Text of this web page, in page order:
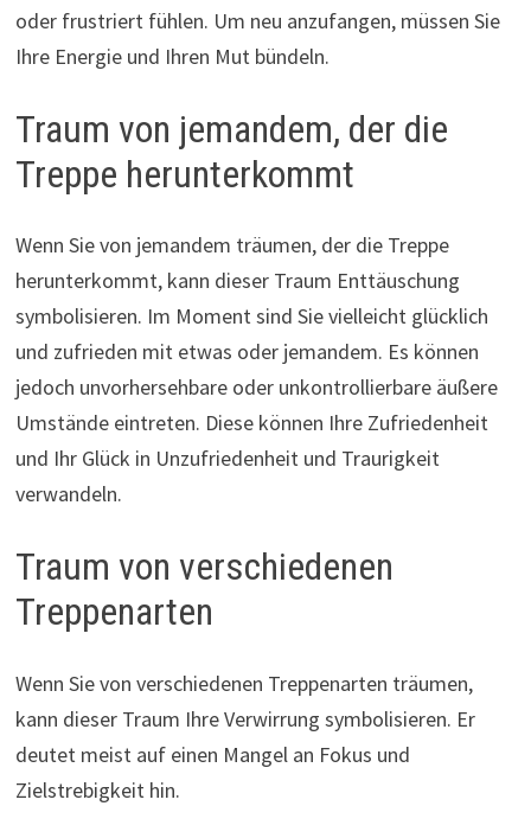
oder frustriert fühlen. Um neu anzufangen, müssen Sie
Ihre Energie und Ihren Mut bündeln.
Traum von jemandem, der die
Treppe herunterkommt
Wenn Sie von jemandem träumen, der die Treppe
herunterkommt, kann dieser Traum Enttäuschung
symbolisieren. Im Moment sind Sie vielleicht glücklich
und zufrieden mit etwas oder jemandem. Es können
jedoch unvorhersehbare oder unkontrollierbare äußere
Umstände eintreten. Diese können Ihre Zufriedenheit
und Ihr Glück in Unzufriedenheit und Traurigkeit
verwandeln.
Traum von verschiedenen
Treppenarten
Wenn Sie von verschiedenen Treppenarten träumen,
kann dieser Traum Ihre Verwirrung symbolisieren. Er
deutet meist auf einen Mangel an Fokus und
Zielstrebigkeit hin.